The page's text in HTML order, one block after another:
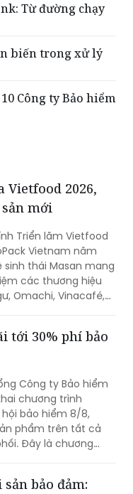
Từ đường chạy
biến trong xử lý
Công ty Bảo hiểm
Vietfood 2026,
mới
Triển lãm Vietfood
Vietnam năm
sinh thái Masan mang
các thương hiệu
Omachi, Vinacafé,
Sự kiện diễn ra từ
tại Trung tâm Hội
tới 30% phí bảo
Công ty Bảo hiểm
chương trình
bảo hiểm 8/8,
phẩm trên tất cả
Đây là chương
bảo đảm: